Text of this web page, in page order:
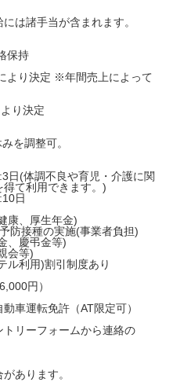
は諸手当が含まれます。
保持
より決定 ※年間売上によって
り決定
を調整可。
日(体調不良や育児・介護に関
て利用できます。)
日
康、厚生年金)
防接種の実施(事業者負担)
、慶弔金等)
会等)
ル利用)割引制度あり
円）
車運転免許（AT限定可）
トリーフォームから連絡の
あります。